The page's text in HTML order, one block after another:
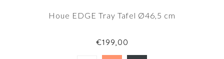
Houe EDGE Tray Tafel Ø46,5 cm
€199,00